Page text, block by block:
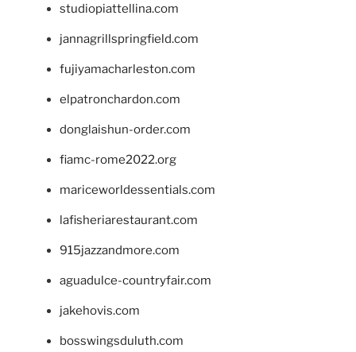
studiopiattellina.com
jannagrillspringfield.com
fujiyamacharleston.com
elpatronchardon.com
donglaishun-order.com
fiamc-rome2022.org
mariceworldessentials.com
lafisheriarestaurant.com
915jazzandmore.com
aguadulce-countryfair.com
jakehovis.com
bosswingsduluth.com